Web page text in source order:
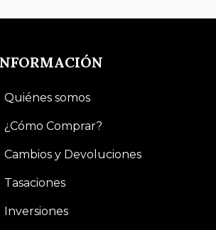
Quiénes somos
¿Cómo Comprar?
Cambios y Devoluciones
Tasaciones
Inversiones